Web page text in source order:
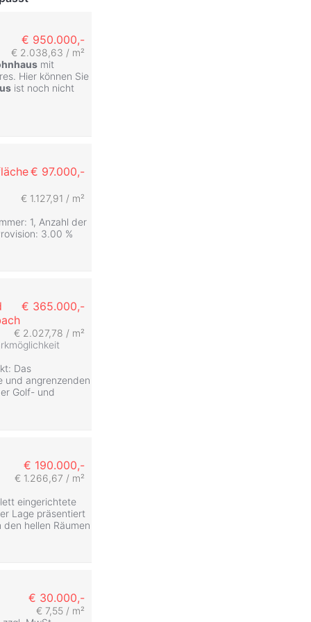
€ 950.000,-
€ 2.038,63 / m²
mit
Hier können Sie
ist noch nicht
€ 97.000,-
€ 1.127,91 / m²
1, Anzahl der
3.00 %
€ 365.000,-
€ 2.027,78 / m²
Das
und angrenzenden
Golf- und
€ 190.000,-
€ 1.266,67 / m²
eingerichtete
Lage präsentiert
hellen Räumen
€ 30.000,-
€ 7,55 / m²